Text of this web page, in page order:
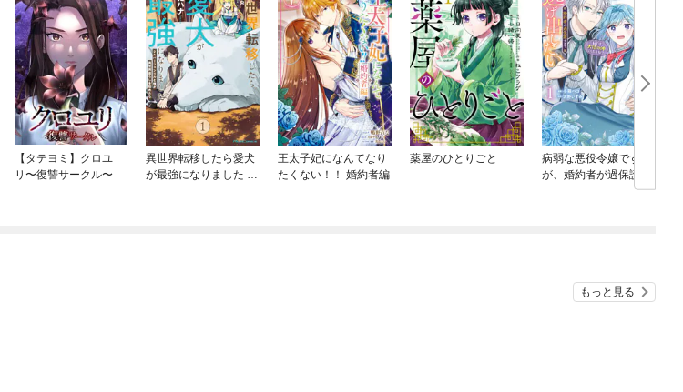
【タテヨミ】クロユ
リ〜復讐サークル〜
異世界転移したら愛犬
が最強になりました ～
王太子妃になんてなり
たくない！！ 婚約者編
薬屋のひとりごと
病弱な悪役令嬢です
が、婚約者が過保護す
ぎて逃げ出したい(私た
もっと見る